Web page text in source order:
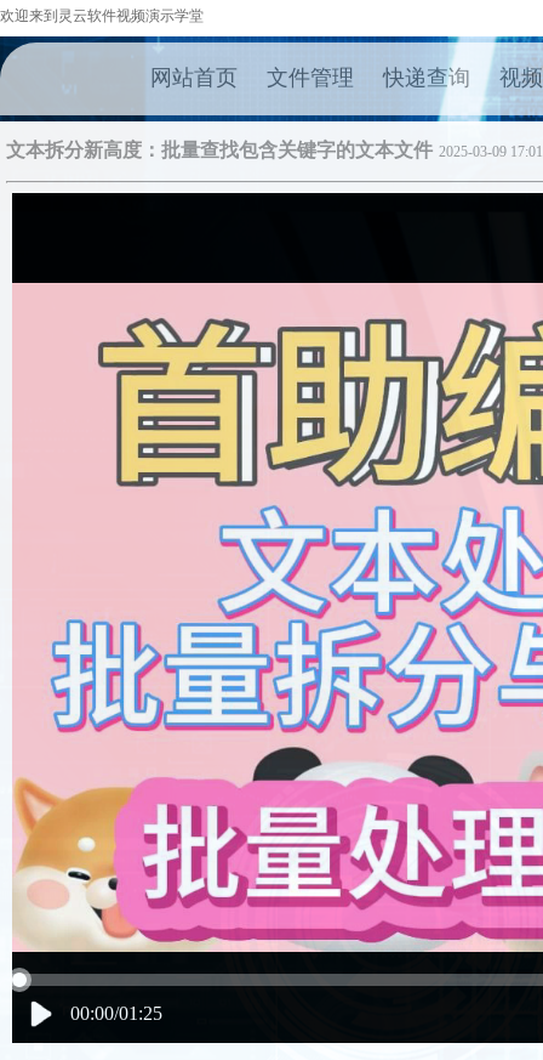
欢迎来到灵云软件视频演示学堂
网站首页 文件管理 快递查询 视
文本拆分新高度：批量查找包含关键字的文本文件 2025-03-09
00:00/01:25